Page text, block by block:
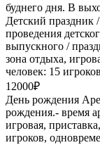
буднего дня. В
Детский праздник
проведения
выпускного /
зона отдыха,
человек: 15
12000₽
День рождения
рождения.- время
игровая,
игроков,